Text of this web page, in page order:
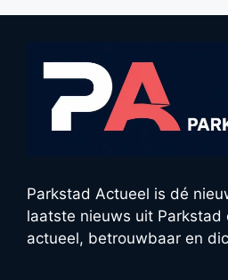
Parkstad Actueel is dé
laatste nieuws uit Parkstad
actueel, betrouwbaar en